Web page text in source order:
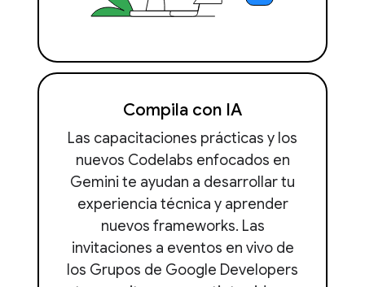
Compila con IA
Las capacitaciones prácticas y los
nuevos Codelabs enfocados en
Gemini te ayudan a desarrollar tu
experiencia técnica y aprender
nuevos frameworks. Las
invitaciones a eventos en vivo de
los Grupos de Google Developers